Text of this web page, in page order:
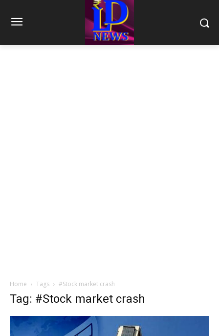
Home Tags #Stock market crash
Tag: #Stock market crash